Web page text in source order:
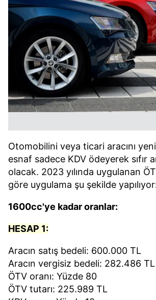
Otomobilini veya ticari aracını
esnaf sadece KDV ödeyerek sıfır
olacak. 2023 yılında uygulanan
göre uygulama şu şekilde
1600cc'ye kadar oranlar:
HESAP 1:
Aracın satış bedeli: 600.000 TL
Aracın vergisiz bedeli: 282.486
ÖTV oranı: Yüzde 80
ÖTV tutarı: 225.989 TL